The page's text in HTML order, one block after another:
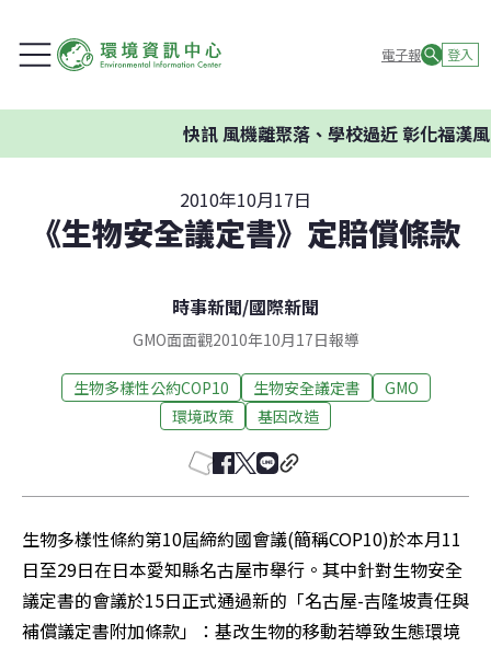
電子報 登入
快訊風機離聚落、學校過近 彰化福漢風
2010年10月17日
《生物安全議定書》定賠償條款
時事新聞/國際新聞
GMO面面觀2010年10月17日報導
生物多樣性公約COP10 生物安全議定書
GMO
環境政策
基因改造
生物多樣性條約第10屆締約國會議(簡稱COP10)於本月11
日至29日在日本愛知縣名古屋市舉行。其中針對生物安全
議定書的會議於15日正式通過新的「名古屋-吉隆坡責任與
補償議定書附加條款」：基改生物的移動若導致生態環境